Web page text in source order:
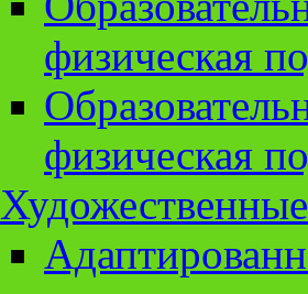
физическая
физическая
Художественные